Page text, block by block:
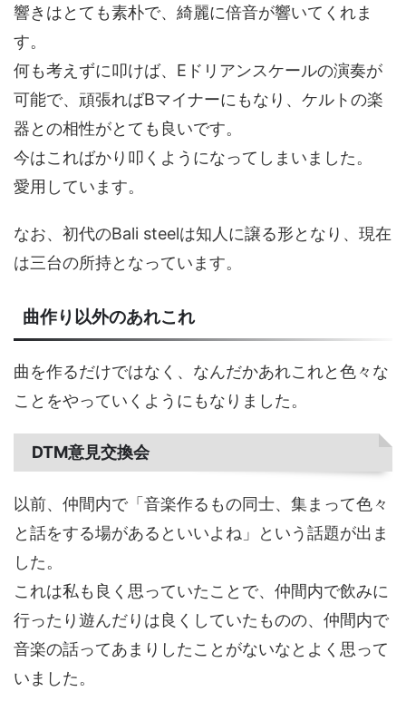
響きはとても素朴で、綺麗に倍音が響いてくれま
す。
何も考えずに叩けば、Eドリアンスケールの演奏が
可能で、頑張ればBマイナーにもなり、ケルトの楽
器との相性がとても良いです。
今はこればかり叩くようになってしまいました。
愛用しています。
なお、初代のBali steelは知人に譲る形となり、現在
は三台の所持となっています。
曲作り以外のあれこれ
曲を作るだけではなく、なんだかあれこれと色々な
ことをやっていくようにもなりました。
DTM意見交換会
以前、仲間内で「音楽作るもの同士、集まって色々
と話をする場があるといいよね」という話題が出ま
した。
これは私も良く思っていたことで、仲間内で飲みに
行ったり遊んだりは良くしていたものの、仲間内で
音楽の話ってあまりしたことがないなとよく思って
いました。